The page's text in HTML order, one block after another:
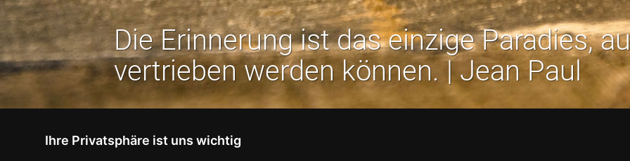
Ihre Privatsphäre ist uns wichtig
Die Erinnerung ist das einzige Paradies,
vertrieben werden können. | Jean Paul